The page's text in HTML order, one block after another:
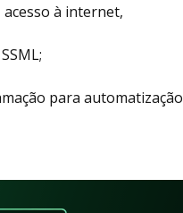
acesso à internet,
para automatização